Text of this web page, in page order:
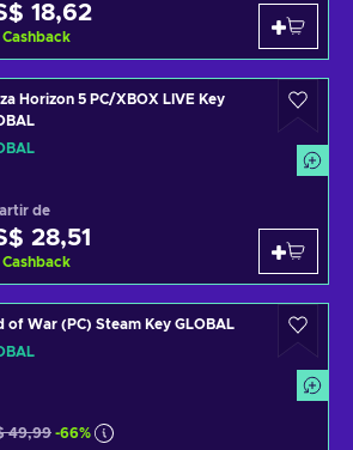
18,62
Cashback
Horizon 5 PC/XBOX LIVE Key
de
28,51
Cashback
of War (PC) Steam Key GLOBAL
49,99 -66%